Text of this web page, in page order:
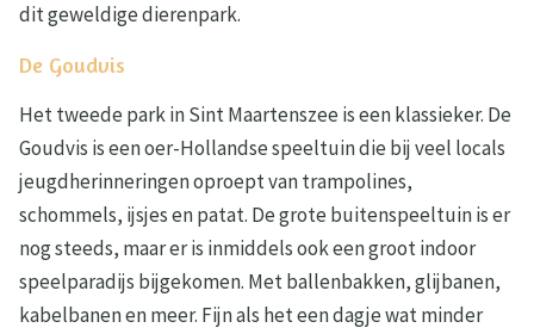
dit geweldige dierenpark.
De Goudvis
Het tweede park in Sint Maartenszee is een klassieker. De
Goudvis is een oer-Hollandse speeltuin die bij veel locals
jeugdherinneringen oproept van trampolines,
schommels, ijsjes en patat. De grote buitenspeeltuin is er
nog steeds, maar er is inmiddels ook een groot indoor
speelparadijs bijgekomen. Met ballenbakken, glijbanen,
kabelbanen en meer. Fijn als het een dagje wat minder